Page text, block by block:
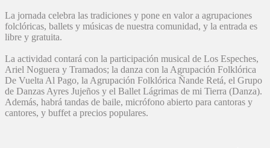
La jornada celebra las tradiciones y pone en valor a agrupaciones
folclóricas, ballets y músicas de nuestra comunidad, y la entrada es
libre y gratuita.
La actividad contará con la participación musical de Los Espeches,
Ariel Noguera y Tramados; la danza con la Agrupación Folklórica
De Vuelta Al Pago, la Agrupación Folklórica Ñande Retá, el Grupo
de Danzas Ayres Jujeños y el Ballet Lágrimas de mi Tierra (Danza).
Además, habrá tandas de baile, micrófono abierto para cantoras y
cantores, y buffet a precios populares.